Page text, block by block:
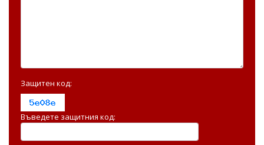
Защитен код:
Въведете защитния код: